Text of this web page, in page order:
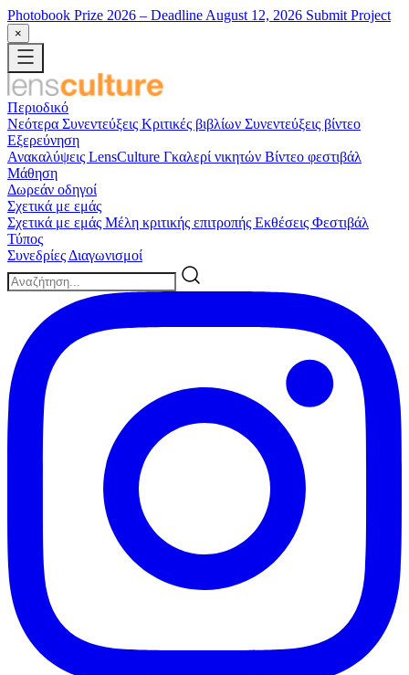
Photobook Prize 2026 – Deadline August 12, 2026 Submit Project
×
Περιοδικό
Νεότερα Συνεντεύξεις Κριτικές βιβλίων Συνεντεύξεις βίντεο
Εξερεύνηση
Ανακαλύψεις LensCulture Γκαλερί νικητών Βίντεο φεστιβάλ
Μάθηση
Δωρεάν οδηγοί
Σχετικά με εμάς
Σχετικά με εμάς Μέλη κριτικής επιτροπής Εκθέσεις Φεστιβάλ
Τύπος
Συνεδρίες Διαγωνισμοί